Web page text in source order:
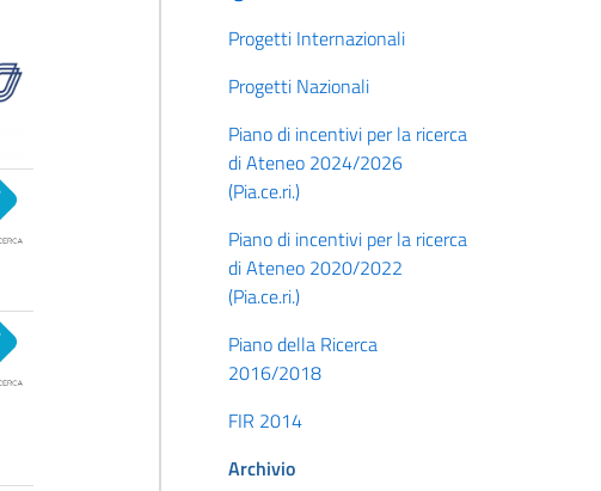
Progetti Internazionali
Progetti Nazionali
Piano di incentivi per la ricerca
di Ateneo 2024/2026
(Pia.ce.ri.)
Piano di incentivi per la ricerca
di Ateneo 2020/2022
(Pia.ce.ri.)
Piano della Ricerca
2016/2018
FIR 2014
Archivio